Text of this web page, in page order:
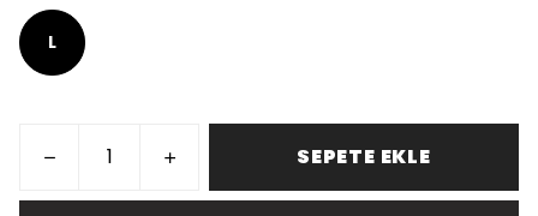
L
SEPETE EKLE